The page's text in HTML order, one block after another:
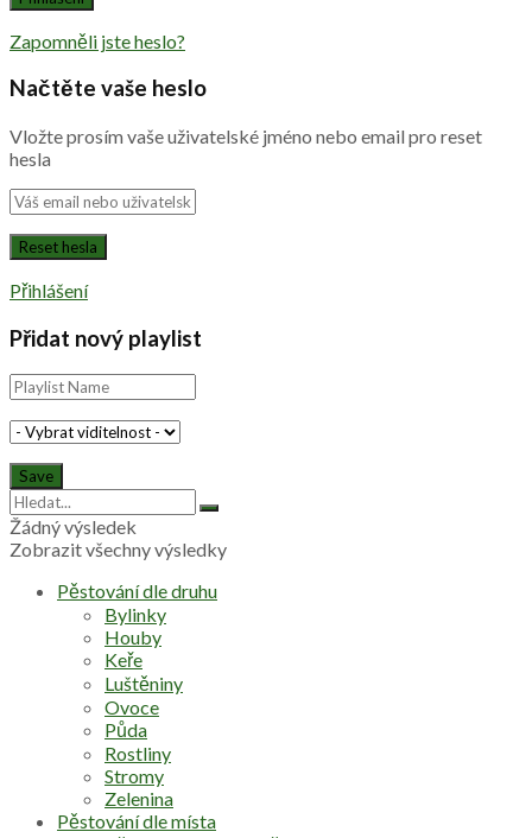
Zapomněli jste heslo?
Načtěte vaše heslo
Vložte prosím vaše uživatelské jméno nebo email pro reset
hesla
Přihlášení
Přidat nový playlist
Žádný výsledek
Zobrazit všechny výsledky
Pěstování dle druhu
Bylinky
Houby
Keře
Luštěniny
Ovoce
Půda
Rostliny
Stromy
Zelenina
Pěstování dle místa